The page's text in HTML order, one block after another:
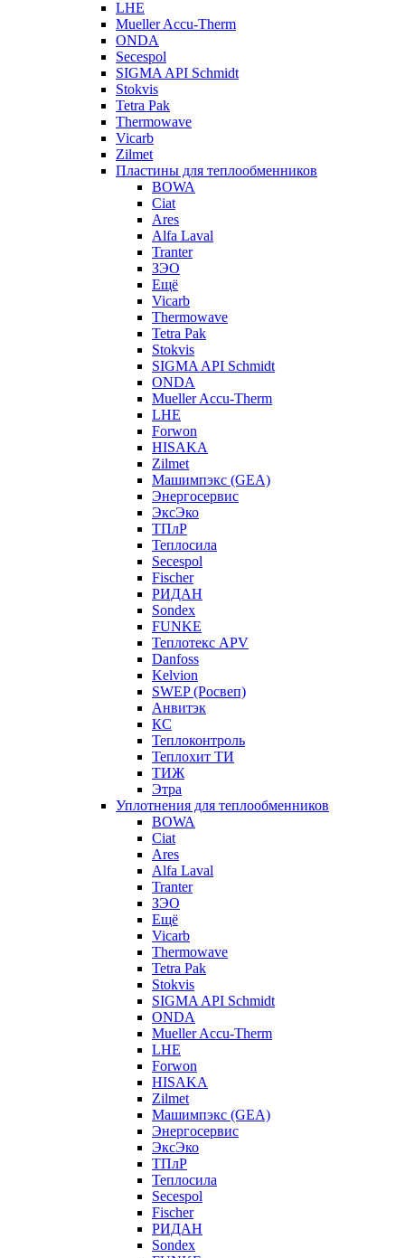
LHE
Mueller Accu-Therm
ONDA
Secespol
SIGMA API Schmidt
Stokvis
Tetra Pak
Thermowave
Vicarb
Zilmet
Пластины для теплообменников
BOWA
Ciat
Ares
Alfa Laval
Tranter
ЗЭО
Ещё
Vicarb
Thermowave
Tetra Pak
Stokvis
SIGMA API Schmidt
ONDA
Mueller Accu-Therm
LHE
Forwon
HISAKA
Zilmet
Машимпэкс (GEA)
Энергосервис
ЭксЭко
ТПлР
Теплосила
Secespol
Fischer
РИДАН
Sondex
FUNKE
Теплотекс APV
Danfoss
Kelvion
SWEP (Росвеп)
Анвитэк
КС
Теплоконтроль
Теплохит ТИ
ТИЖ
Этра
Уплотнения для теплообменников
BOWA
Ciat
Ares
Alfa Laval
Tranter
ЗЭО
Ещё
Vicarb
Thermowave
Tetra Pak
Stokvis
SIGMA API Schmidt
ONDA
Mueller Accu-Therm
LHE
Forwon
HISAKA
Zilmet
Машимпэкс (GEA)
Энергосервис
ЭксЭко
ТПлР
Теплосила
Secespol
Fischer
РИДАН
Sondex